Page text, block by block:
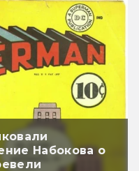
Набокова о